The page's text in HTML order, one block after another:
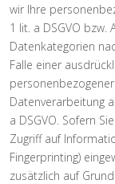
wir Ihre
1 lit. a DSGVO bzw.
Datenkategorien
Falle einer
Datenverarbeitung
a DSGVO. Sofern
Zugriff auf
Fingerprinting)
zusätzlich auf